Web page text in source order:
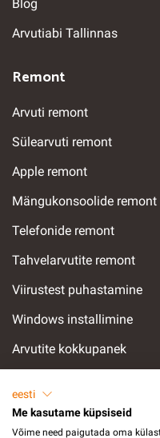
Blog
Arvutiabi Tallinnas
Remont
Arvuti remont
Sülearvuti remont
Apple remont
Mängukonsoolide remont
Telefonide remont
Tahvelarvutite remont
Viirustest puhastamine
Windows installimine
Arvutite kokkupanek
Arvuti optimeerimine
eesti
Me kasutame küpsiseid
Võime need paigutada oma